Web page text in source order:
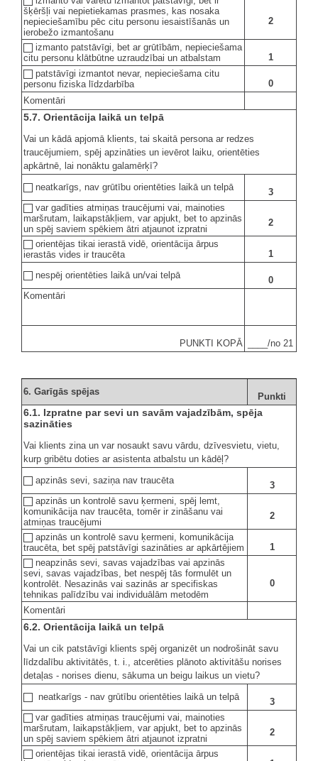
šķēršļi vai nepietiekamas prasmes, kas nosaka
nepieciešamību pēc citu personu iesaistīšanās un
ierobežo izmantošanu
2
izmanto patstāvīgi, bet ar grūtībām, nepieciešama
citu personu klātbūtne uzraudzībai un atbalstam
1
patstāvīgi izmantot nevar, nepieciešama citu
personu fiziska līdzdarbība
0
Komentāri
5.7. Orientācija laikā un telpā
Vai un kādā apjomā klients, tai skaitā persona ar redzes
traucējumiem, spēj apzināties un ievērot laiku, orientēties
apkārtnē, lai nonāktu galamērķī?
neatkarīgs, nav grūtību orientēties laikā un telpā
3
var gadīties atmiņas traucējumi vai, mainoties
maršrutam, laikapstākļiem, var apjukt, bet to apzinās
un spēj saviem spēkiem ātri atjaunot izpratni
2
orientējas tikai ierastā vidē, orientācija ārpus
ierastās vides ir traucēta
1
nespēj orientēties laikā un/vai telpā
0
Komentāri
PUNKTI KOPĀ ____/no 21
6. Garīgās spējas Punkti
6.1. Izpratne par sevi un savām vajadzībām, spēja
sazināties
Vai klients zina un var nosaukt savu vārdu, dzīvesvietu, vietu,
kurp gribētu doties ar asistenta atbalstu un kādēļ?
apzinās sevi, saziņa nav traucēta
3
apzinās un kontrolē savu ķermeni, spēj lemt,
komunikācija nav traucēta, tomēr ir zināšanu vai
atmiņas traucējumi
2
apzinās un kontrolē savu ķermeni, komunikācija
traucēta, bet spēj patstāvīgi sazināties ar apkārtējiem
1
neapzinās sevi, savas vajadzības vai apzinās
sevi, savas vajadzības, bet nespēj tās formulēt un
kontrolēt. Nesazinās vai sazinās ar specifiskas
tehnikas palīdzību vai individuālām metodēm
0
Komentāri
6.2. Orientācija laikā un telpā
Vai un cik patstāvīgi klients spēj organizēt un nodrošināt savu
līdzdalību aktivitātēs, t. i., atcerēties plānoto aktivitāšu norises
detaļas - norises dienu, sākuma un beigu laikus un vietu?
neatkarīgs - nav grūtību orientēties laikā un telpā
3
var gadīties atmiņas traucējumi vai, mainoties
maršrutam, laikapstākļiem, var apjukt, bet to apzinās
un spēj saviem spēkiem ātri atjaunot izpratni
2
orientējas tikai ierastā vidē, orientācija ārpus